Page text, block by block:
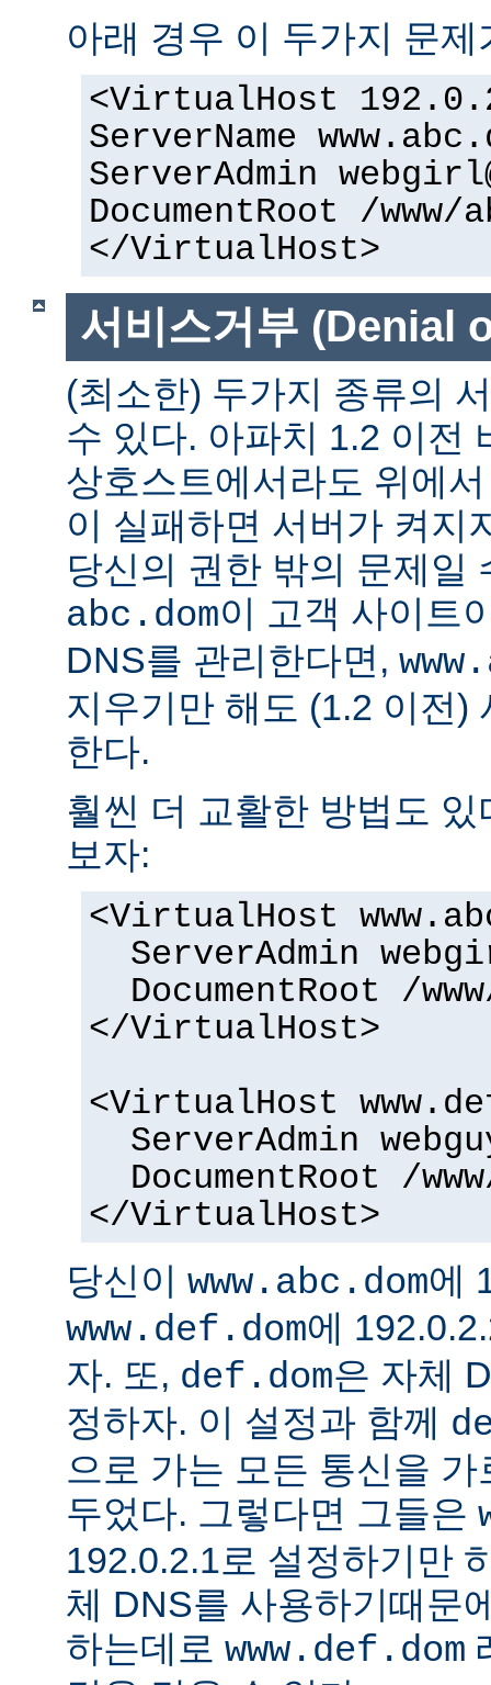
아래 경우 이 두가지 문제
<VirtualHost
ServerName
ServerAdmin
DocumentRoot /www/
</VirtualHost>
서비스거부 (Denial
(최소한) 두가지 종류의
수 있다. 아파치 1.2 이전
상호스트에서라도 위에
이 실패하면 서버가 켜지
당신의 권한 밖의 문제일
abc.dom이 고객 사이트
DNS를 관리한다면,
지우기만 해도 (1.2 이전)
한다.
훨씬 더 교활한 방법도
보자:
<VirtualHost
ServerAdmin
DocumentRoot /
</VirtualHost>
<VirtualHost
ServerAdmin
DocumentRoot /
</VirtualHost>
당신이 www.abc.dom에
www.def.dom에
자. 또, def.dom은 자체
정하자. 이 설정과 함께
으로 가는 모든 통신을
두었다. 그렇다면 그들은
192.0.2.1로 설정하기만
체 DNS를 사용하기때문
하는데로 www.def.dom